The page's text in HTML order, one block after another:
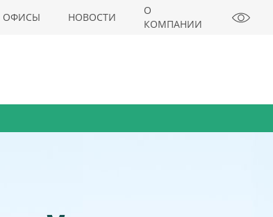
ОФИСЫ НОВОСТИ
О
КОМПАНИИ